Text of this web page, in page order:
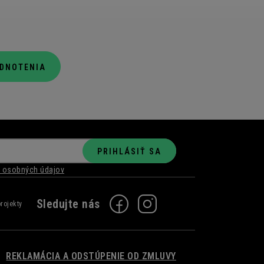
údajov
PRIHLÁSIŤ SA
REKLAMÁCIA A ODSTÚPENIE OD ZMLUVY